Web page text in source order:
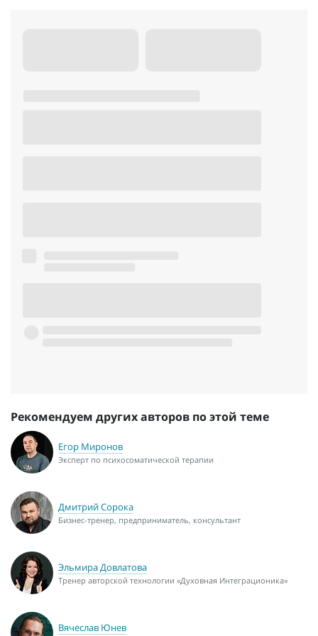
Рекомендуем других авторов по этой теме
Егор Миронов
Эксперт по психосоматической терапии
Дмитрий Сорока
Бизнес-тренер, предприниматель, консультант
Эльмира Довлатова
Тренер авторской технологии «Духовная Интеграционика»
Вячеслав Юнев